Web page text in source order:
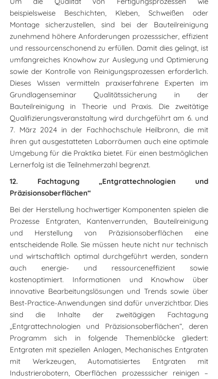
beispielsweise Beschichten, Kleben, Schweißen oder
Montage sicherzustellen, sind bei der Bauteilreinigung
zunehmend höhere Anforderungen prozesssicher, effizient
und ressourcenschonend zu erfüllen. Damit dies gelingt, ist
umfangreiches Knowhow zur Auslegung und Optimierung
sowie der Kontrolle von Reinigungsprozessen erforderlich.
Dieses Wissen vermitteln praxiserfahrene Experten im
Grundlagenseminar Qualitätssicherung in der
Bauteilreinigung in Theorie und Praxis. Die zweitätige
Qualifizierungsveranstaltung wird durchgeführt am 6. und
7. März 2024 in der Fachhochschule Heilbronn, die mit
ihren gut ausgestatteten Laborräumen auch eine optimale
Umgebung für die Praktika bietet. Für einen bestmöglichen
Lernerfolg ist die Teilnehmerzahl begrenzt.
12. Fachtagung „Entgrattechnologien und
Präzisionsoberflächen“
Bei der Herstellung hochwertiger Komponenten spielen die
Prozesse Entgraten, Kantenverrunden, Bauteilreinigung
und Herstellung von Präzisionsoberflächen eine
entscheidende Rolle. Sie müssen heute nicht nur technisch
und wirtschaftlich optimal durchgeführt werden, sondern
auch energie- und ressourceneffizient sowie
kostenoptimiert. Informationen und Knowhow über
innovative Bearbeitungslösungen und Trends sowie über
Best-Practice-Anwendungen sind dafür unverzichtbar. Dies
sind die Inhalte der zweitägigen Fachtagung
„Entgrattechnologien und Präzisionsoberflächen“, deren
Programm sich in folgende Themenblöcke gliedert:
Entgraten mit speziellen Anlagen, Mechanisches Entgraten
mit Werkzeugen, Automatisiertes Entgraten mit
Industrierobotern, Oberflächen prozesssicher reinigen –